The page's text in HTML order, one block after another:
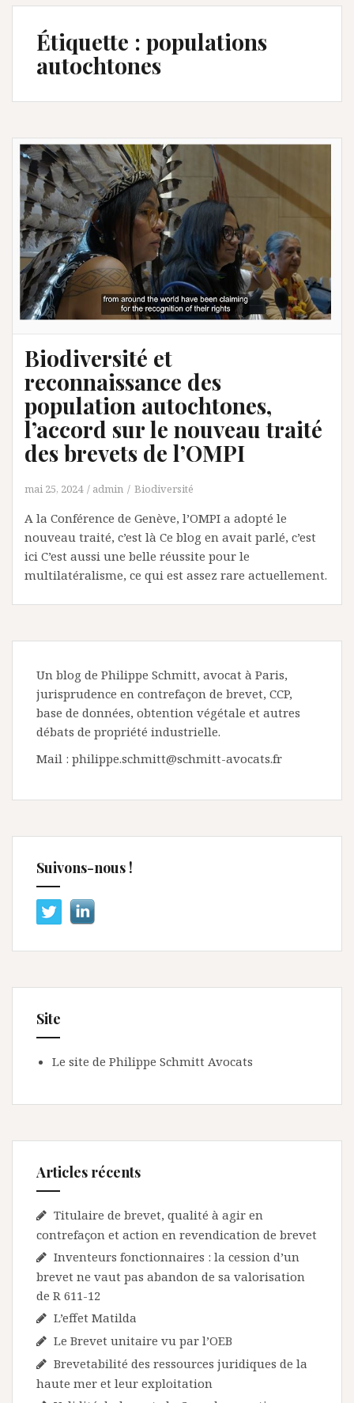
Étiquette : populations
autochtones
Biodiversité et
reconnaissance des
population autochtones,
l’accord sur le nouveau traité
des brevets de l’OMPI
mai 25, 2024 admin Biodiversité
A la Conférence de Genève, l’OMPI a adopté le
nouveau traité, c’est là Ce blog en avait parlé, c’est
ici C’est aussi une belle réussite pour le
multilatéralisme, ce qui est assez rare actuellement.
Un blog de Philippe Schmitt, avocat à Paris,
jurisprudence en contrefaçon de brevet, CCP,
base de données, obtention végétale et autres
débats de propriété industrielle.
Mail : philippe.schmitt@schmitt-avocats.fr
Suivons-nous !
Site
Le site de Philippe Schmitt Avocats
Articles récents
Titulaire de brevet, qualité à agir en
contrefaçon et action en revendication de brevet
Inventeurs fonctionnaires : la cession d’un
brevet ne vaut pas abandon de sa valorisation
de R 611-12
L’effet Matilda
Le Brevet unitaire vu par l’OEB
Brevetabilité des ressources juridiques de la
haute mer et leur exploitation